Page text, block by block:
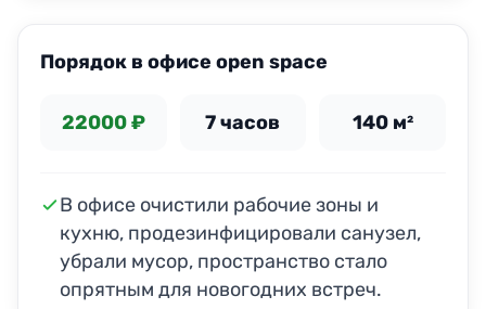
Порядок в офисе open space
22000 ₽ 7 часов 140 м²
В офисе очистили рабочие зоны и
кухню, продезинфицировали санузел,
убрали мусор, пространство стало
опрятным для новогодних встреч.